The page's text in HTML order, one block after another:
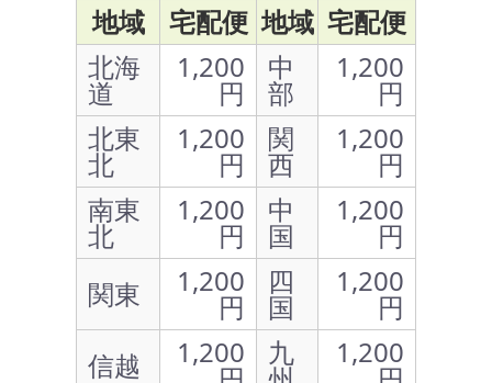
地域
宅配便 地域 宅配便
北海
道
1,200
円
中
部
1,200
円
北東
北
1,200
円
関
西
1,200
円
南東
北
1,200
円
中
国
1,200
円
関東
1,200
円
四
国
1,200
円
信越
1,200 九 1,200